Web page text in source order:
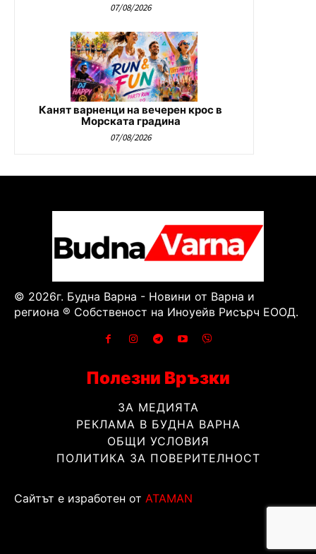
07/08/2026
Канят варненци на вечерен крос в
Морската градина
07/08/2026
© 2026г. Будна Варна - Новини от Варна и
региона ® Собственост на Иноуейв Рисърч ЕООД.
Полезни Връзки
ЗА МЕДИЯТА
РЕКЛАМА В БУДНА ВАРНА
ОБЩИ УСЛОВИЯ
ПОЛИТИКА ЗА ПОВЕРИТЕЛНОСТ
Сайтът е изработен от ATAMAN